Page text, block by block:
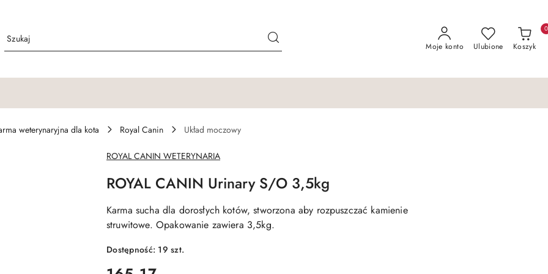
Moje konto Ulubione Koszyk
0
weterynaryjna dla kota Royal Canin
Układ moczowy
NAZWA
PRODUCENTA:
ROYAL CANIN WETERYNARIA
ROYAL CANIN Urinary S/O 3,5kg
Karma sucha dla dorosłych kotów, stworzona aby rozpuszczać kamienie
struwitowe. Opakowanie zawiera 3,5kg.
Dostępność: 19szt.